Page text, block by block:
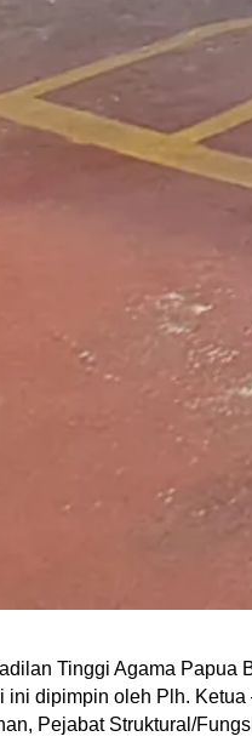
Tinggi Agama Papua
ini dipimpin oleh Plh. Ketua
Pejabat Struktural/